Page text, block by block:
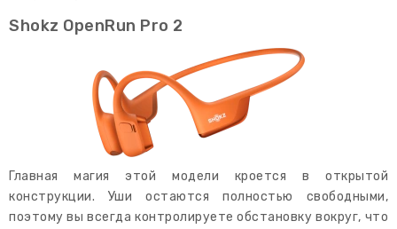
Shokz OpenRun Pro 2
Главная магия этой модели кроется в открытой
конструкции. Уши остаются полностью свободными,
поэтому вы всегда контролируете обстановку вокруг, что